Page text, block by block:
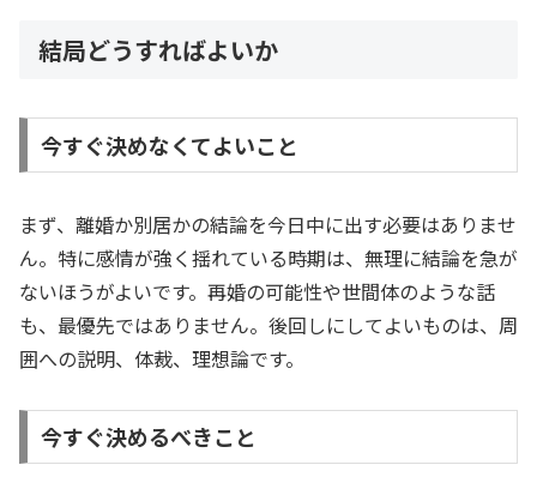
結局どうすればよいか
今すぐ決めなくてよいこと
まず、離婚か別居かの結論を今日中に出す必要はありませ
ん。特に感情が強く揺れている時期は、無理に結論を急が
ないほうがよいです。再婚の可能性や世間体のような話
も、最優先ではありません。後回しにしてよいものは、周
囲への説明、体裁、理想論です。
今すぐ決めるべきこと